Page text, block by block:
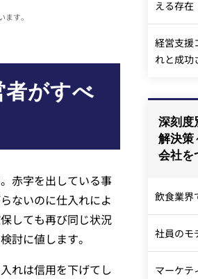
す。
者がすべ
赤字を出している事
ないのに仕入れによ
しても再び同じ状況
討に値します。
れは信用を下げてし
える存在
経営支援
れと成功
深刻度
解決策
会社を
飲食業界
社員のモ
マーケテ